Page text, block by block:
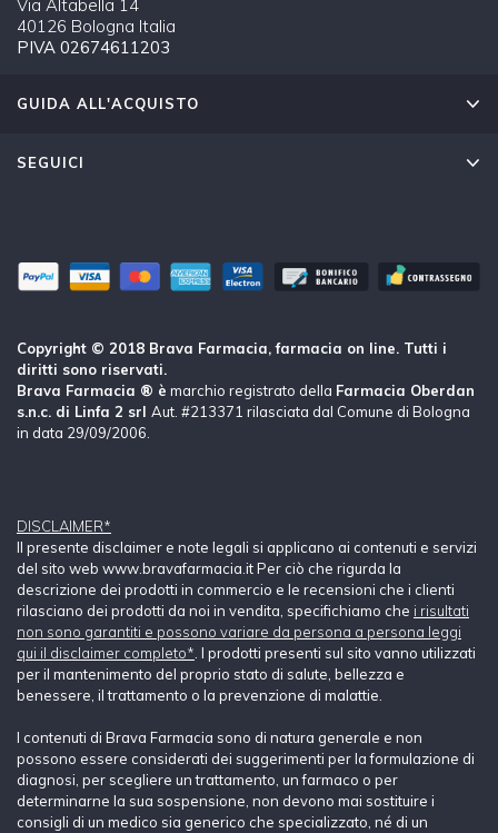
Via Altabella 14
40126 Bologna Italia
PIVA 02674611203
GUIDA ALL'ACQUISTO
SEGUICI
Copyright © 2018 Brava Farmacia, farmacia on line. Tutti i
diritti sono riservati.
Brava Farmacia ® è marchio registrato della Farmacia Oberdan
s.n.c. di Linfa 2 srl Aut. #213371 rilasciata dal Comune di Bologna
in data 29/09/2006.
DISCLAIMER*
Il presente disclaimer e note legali si applicano ai contenuti e servizi
del sito web www.bravafarmacia.it Per ciò che rigurda la
descrizione dei prodotti in commercio e le recensioni che i clienti
rilasciano dei prodotti da noi in vendita, specifichiamo che i risultati
non sono garantiti e possono variare da persona a persona leggi
qui il disclaimer completo* . I prodotti presenti sul sito vanno utilizzati
per il mantenimento del proprio stato di salute, bellezza e
benessere, il trattamento o la prevenzione di malattie.
I contenuti di Brava Farmacia sono di natura generale e non
possono essere considerati dei suggerimenti per la formulazione di
diagnosi, per scegliere un trattamento, un farmaco o per
determinarne la sua sospensione, non devono mai sostituire i
consigli di un medico sia generico che specializzato, né di un